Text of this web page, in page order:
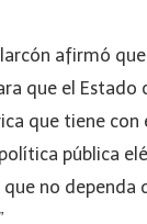
afirmó que
que el Estado
que tiene con
pública
no dependa